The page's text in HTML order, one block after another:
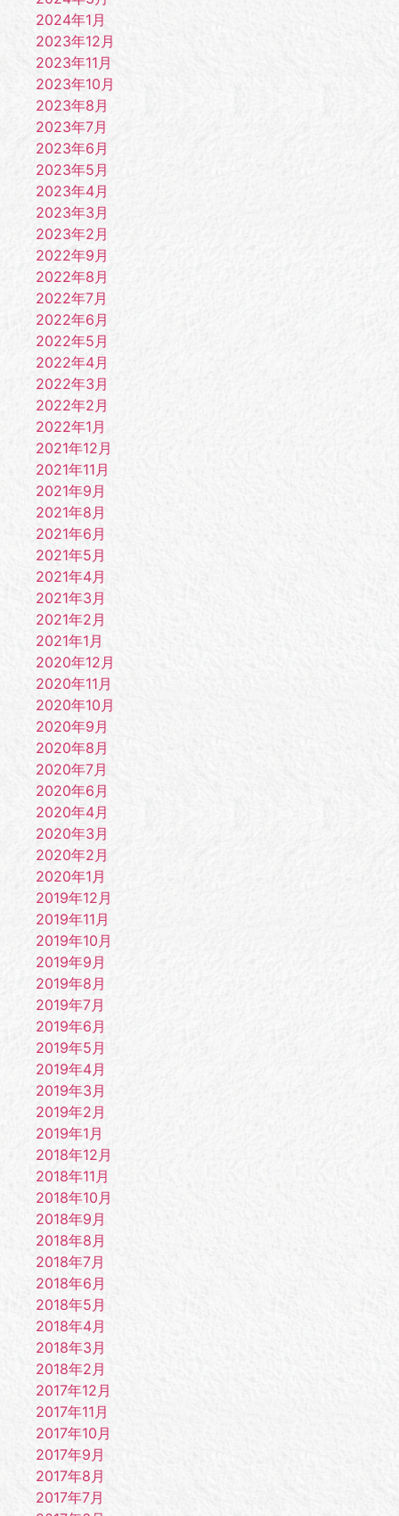
2024年1月
2023年12月
2023年11月
2023年10月
2023年8月
2023年7月
2023年6月
2023年5月
2023年4月
2023年3月
2023年2月
2022年9月
2022年8月
2022年7月
2022年6月
2022年5月
2022年4月
2022年3月
2022年2月
2022年1月
2021年12月
2021年11月
2021年9月
2021年8月
2021年6月
2021年5月
2021年4月
2021年3月
2021年2月
2021年1月
2020年12月
2020年11月
2020年10月
2020年9月
2020年8月
2020年7月
2020年6月
2020年4月
2020年3月
2020年2月
2020年1月
2019年12月
2019年11月
2019年10月
2019年9月
2019年8月
2019年7月
2019年6月
2019年5月
2019年4月
2019年3月
2019年2月
2019年1月
2018年12月
2018年11月
2018年10月
2018年9月
2018年8月
2018年7月
2018年6月
2018年5月
2018年4月
2018年3月
2018年2月
2017年12月
2017年11月
2017年10月
2017年9月
2017年8月
2017年7月